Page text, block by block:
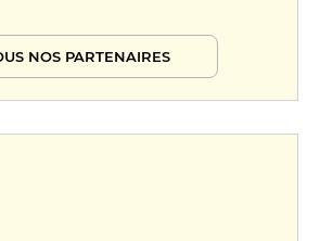
NOS PARTENAIRES